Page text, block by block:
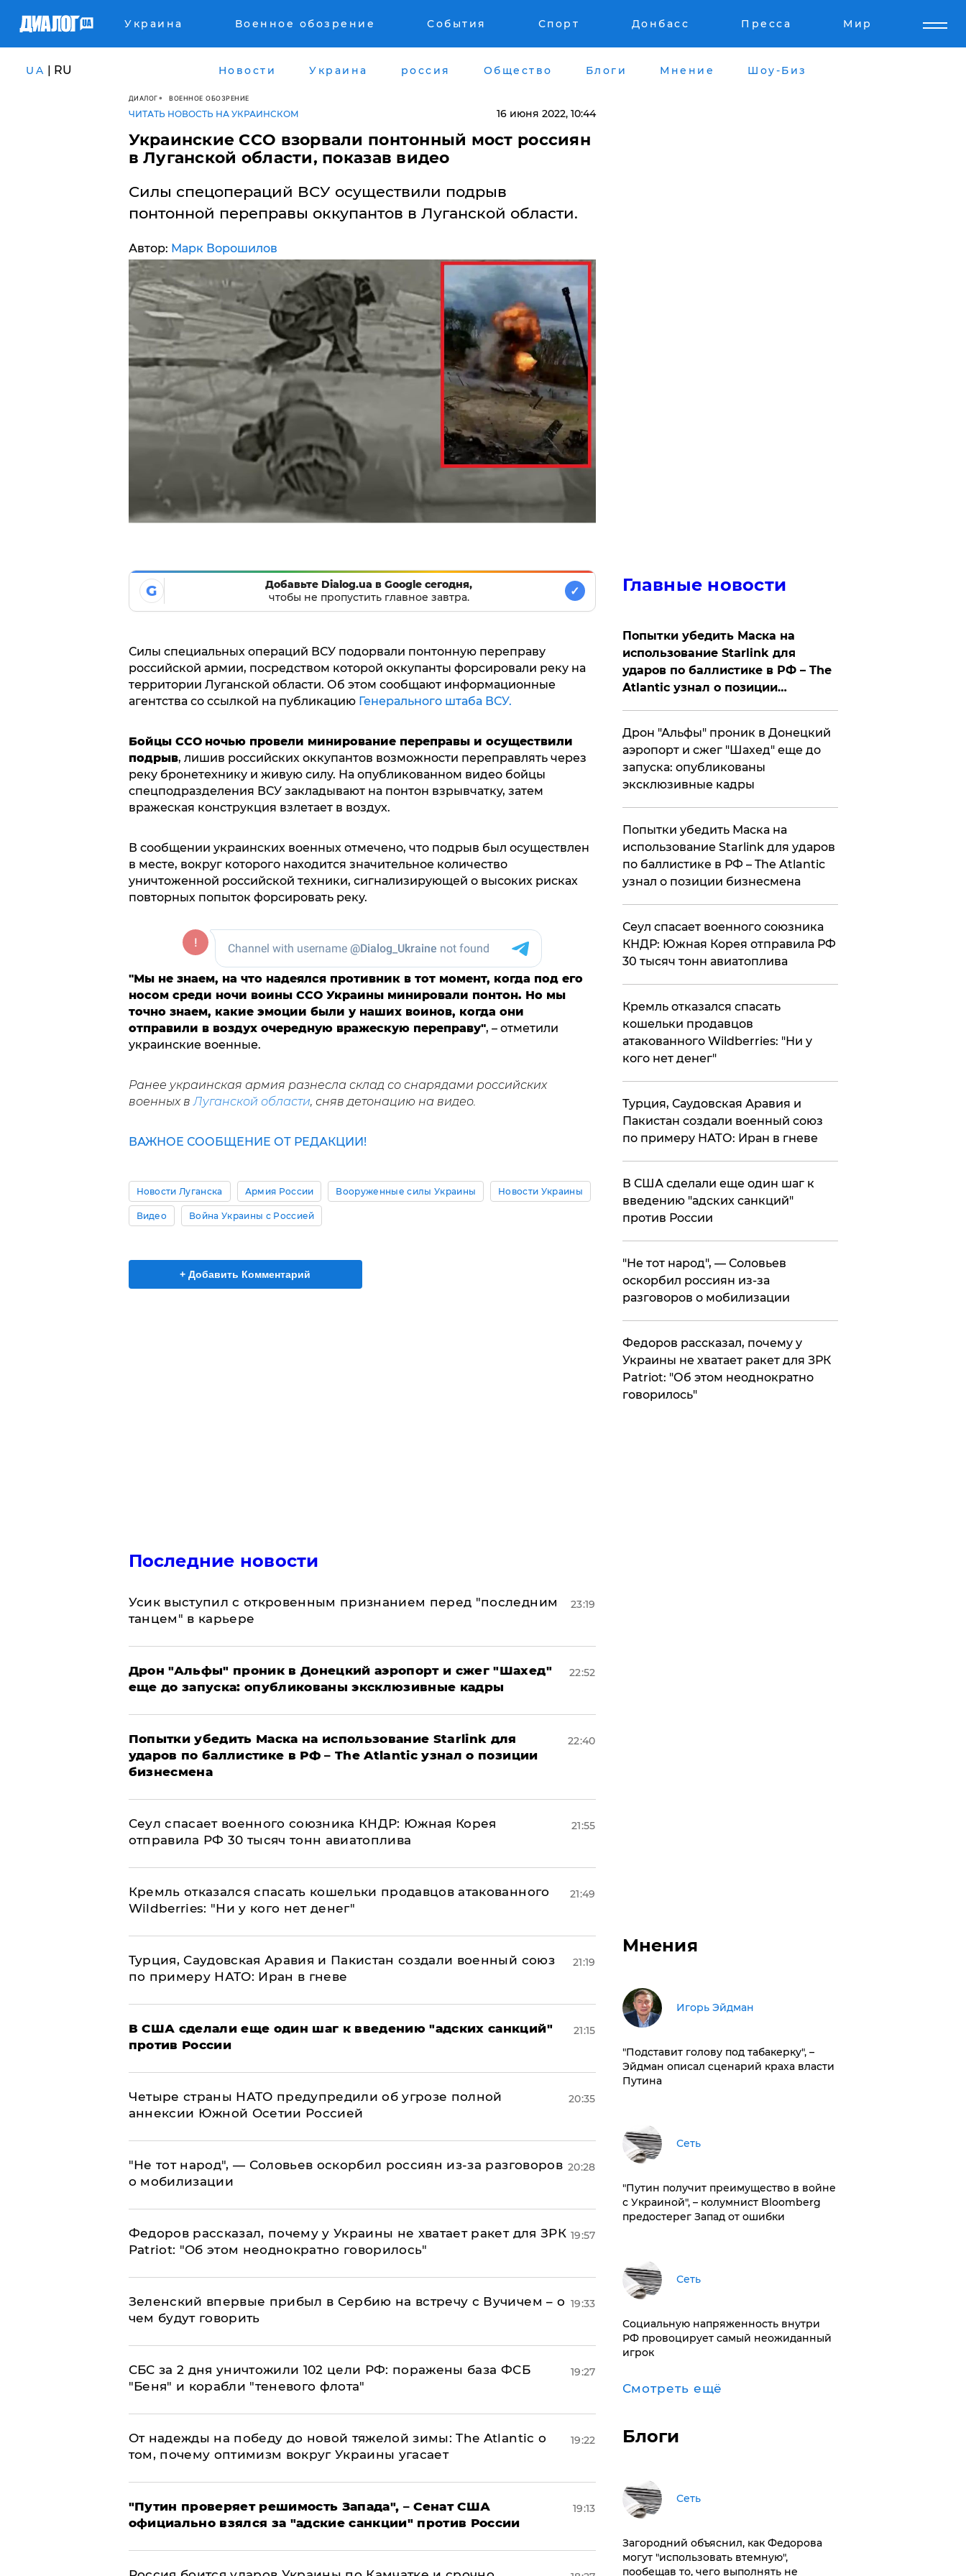
Украина Военное обозрение События Спорт Донбасс Пресса Мир
UA | RU Новости Украина россия Общество Блоги Мнение Шоу-Биз
ДИАЛОГ ВОЕННОЕ ОБОЗРЕНИЕ
ЧИТАТЬ НОВОСТЬ НА УКРАИНСКОМ 16 июня 2022, 10:44
Украинские ССО взорвали понтонный мост россиян
в Луганской области, показав видео
Силы спецопераций ВСУ осуществили подрыв
понтонной переправы оккупантов в Луганской области.
Автор: Марк Ворошилов
G
Добавьте Dialog.ua в Google сегодня,
чтобы не пропустить главное завтра.
✓
Силы специальных операций ВСУ подорвали понтонную переправу
российской армии, посредством которой оккупанты форсировали реку на
территории Луганской области. Об этом сообщают информационные
агентства со ссылкой на публикацию Генерального штаба ВСУ.
Бойцы ССО ночью провели минирование переправы и осуществили
подрыв, лишив российских оккупантов возможности переправлять через
реку бронетехнику и живую силу. На опубликованном видео бойцы
спецподразделения ВСУ закладывают на понтон взрывчатку, затем
вражеская конструкция взлетает в воздух.
В сообщении украинских военных отмечено, что подрыв был осуществлен
в месте, вокруг которого находится значительное количество
уничтоженной российской техники, сигнализирующей о высоких рисках
повторных попыток форсировать реку.
"Мы не знаем, на что надеялся противник в тот момент, когда под его
носом среди ночи воины ССО Украины минировали понтон. Но мы
точно знаем, какие эмоции были у наших воинов, когда они
отправили в воздух очередную вражескую переправу", – отметили
украинские военные.
Ранее украинская армия разнесла склад со снарядами российских
военных вЛуганской области, сняв детонацию на видео.
ВАЖНОЕ СООБЩЕНИЕ ОТ РЕДАКЦИИ!
Новости Луганска Армия России Вооруженные силы Украины Новости Украины
Видео Война Украины с Россией
+ Добавить Комментарий
Последние новости
Усик выступил с откровенным признанием перед "последним
танцем" в карьере
23:19
Дрон "Альфы" проник в Донецкий аэропорт и сжег "Шахед"
еще до запуска: опубликованы эксклюзивные кадры
22:52
Попытки убедить Маска на использование Starlink для
ударов по баллистике в РФ – The Atlantic узнал о позиции
бизнесмена
22:40
​Сеул спасает военного союзника КНДР: Южная Корея
отправила РФ 30 тысяч тонн авиатоплива
21:55
Кремль отказался спасать кошельки продавцов атакованного
Wildberries: "Ни у кого нет денег"
21:49
Турция, Саудовская Аравия и Пакистан создали военный союз
по примеру НАТО: Иран в гневе
21:19
В США сделали еще один шаг к введению "адских санкций"
против России
21:15
Четыре страны НАТО предупредили об угрозе полной
аннексии Южной Осетии Россией
20:35
​"Не тот народ", — Соловьев оскорбил россиян из-за разговоров
о мобилизации
20:28
Федоров рассказал, почему у Украины не хватает ракет для ЗРК
Patriot: "Об этом неоднократно говорилось"
19:57
Зеленский впервые прибыл в Сербию на встречу с Вучичем – о
чем будут говорить
19:33
СБС за 2 дня уничтожили 102 цели РФ: поражены база ФСБ
"Беня" и корабли "теневого флота"
19:27
От надежды на победу до новой тяжелой зимы: The Atlantic о
том, почему оптимизм вокруг Украины угасает
19:22
"Путин проверяет решимость Запада", – Сенат США
официально взялся за "адские санкции" против России
19:13
Главные новости
Попытки убедить Маска на
использование Starlink для
ударов по баллистике в РФ – The
Atlantic узнал о позиции
Дрон "Альфы" проник в Донецкий
аэропорт и сжег "Шахед" еще до
запуска: опубликованы
эксклюзивные кадры
Попытки убедить Маска на
использование Starlink для ударов
по баллистике в РФ – The Atlantic
узнал о позиции бизнесмена
​Сеул спасает военного союзника
КНДР: Южная Корея отправила РФ
30 тысяч тонн авиатоплива
Кремль отказался спасать
кошельки продавцов
атакованного Wildberries: "Ни у
кого нет денег"
Турция, Саудовская Аравия и
Пакистан создали военный союз
по примеру НАТО: Иран в гневе
В США сделали еще один шаг к
введению "адских санкций"
против России
​"Не тот народ", — Соловьев
оскорбил россиян из-за
разговоров о мобилизации
Федоров рассказал, почему у
Украины не хватает ракет для ЗРК
Patriot: "Об этом неоднократно
говорилось"
Мнения
Игорь Эйдман
​"Подставит голову под табакерку", –
Эйдман описал сценарий краха власти
Путина
Сеть
"Путин получит преимущество в войне
с Украиной", – колумнист Bloomberg
предостерег Запад от ошибки
Сеть
Социальную напряженность внутри
РФ провоцирует самый неожиданный
игрок
Смотреть ещё
Блоги
Сеть
Загородний объяснил, как Федорова
могут "использовать втемную",
пообещав то, чего выполнять не